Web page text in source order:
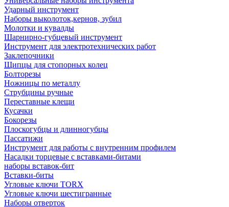
Ударный инструмент
Наборы выколоток,кернов, зубил
Молотки и кувалды
Шарнирно-губцевый инструмент
Инструмент для электротехнических работ
Заклепочники
Щипцы для стопорных колец
Болторезы
Ножницы по металлу
Струбцины ручные
Переставные клещи
Кусачки
Бокорезы
Плоскогубцы и длинногубцы
Пассатижи
Инструмент для работы с внутренним профилем
Насадки торцевые с вставками-битами
наборы вставок-бит
Вставки-биты
Угловые ключи TORX
Угловые ключи шестигранные
Наборы отверток